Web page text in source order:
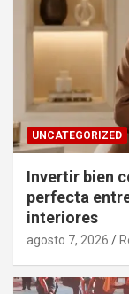
UNCATEGORIZED
Invertir bien
perfecta
interiores
agosto 7, 2026